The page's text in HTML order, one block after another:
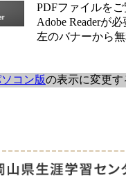
PDFファイルをご
Adobe Readerが必
左のバナーから
コン版の表示に変更す